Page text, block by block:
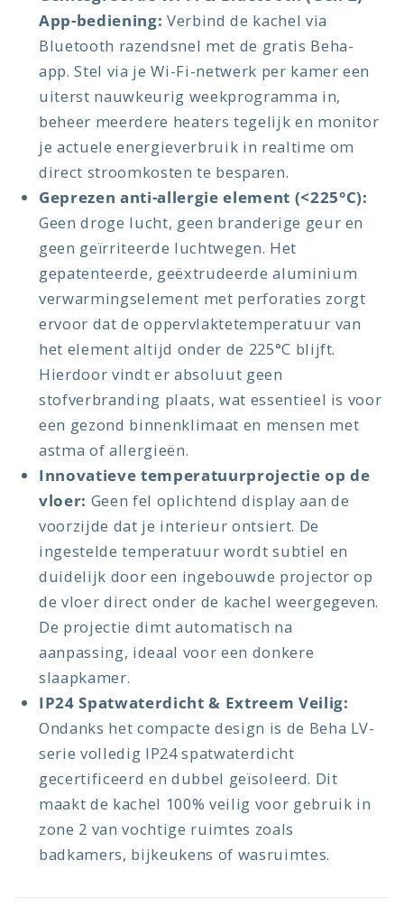
App-bediening: Verbind de kachel via
Bluetooth razendsnel met de gratis Beha-
app. Stel via je Wi-Fi-netwerk per kamer een
uiterst nauwkeurig weekprogramma in,
beheer meerdere heaters tegelijk en monitor
je actuele energieverbruik in realtime om
direct stroomkosten te besparen.
Geprezen anti-allergie element (<225°C):
Geen droge lucht, geen branderige geur en
geen geïrriteerde luchtwegen. Het
gepatenteerde, geëxtrudeerde aluminium
verwarmingselement met perforaties zorgt
ervoor dat de oppervlaktetemperatuur van
het element altijd onder de 225°C blijft.
Hierdoor vindt er absoluut geen
stofverbranding plaats, wat essentieel is voor
een gezond binnenklimaat en mensen met
astma of allergieën.
Innovatieve temperatuurprojectie op de
vloer: Geen fel oplichtend display aan de
voorzijde dat je interieur ontsiert. De
ingestelde temperatuur wordt subtiel en
duidelijk door een ingebouwde projector op
de vloer direct onder de kachel weergegeven.
De projectie dimt automatisch na
aanpassing, ideaal voor een donkere
slaapkamer.
IP24 Spatwaterdicht & Extreem Veilig:
Ondanks het compacte design is de Beha LV-
serie volledig IP24 spatwaterdicht
gecertificeerd en dubbel geïsoleerd. Dit
maakt de kachel 100% veilig voor gebruik in
zone 2 van vochtige ruimtes zoals
badkamers, bijkeukens of wasruimtes.